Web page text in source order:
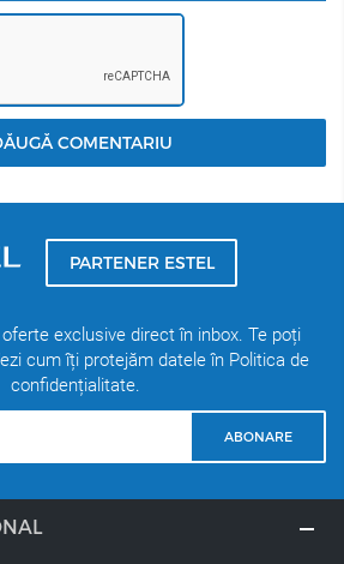
COMENTARIU
PARTENER ESTEL
exclusive direct în inbox. Te poți
cum îți protejăm datele în Politica de
confidențialitate.
ABONARE